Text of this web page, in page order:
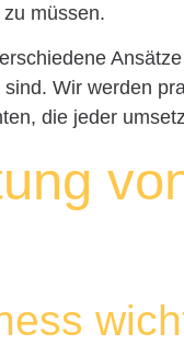
müssen.
Wir werden
die jeder